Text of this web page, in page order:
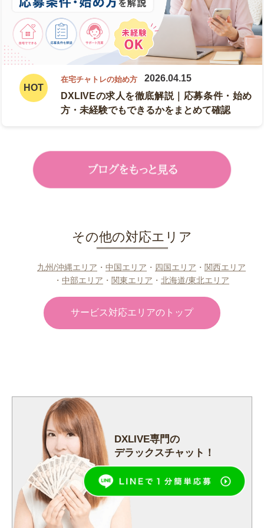
在宅チャトレの始め方
2026.04.15
DXLIVEの求人を徹底解説｜応募条件・始め
方・未経験でもできるかをまとめて確認
その他の対応エリア
九州/沖縄エリア ・ 中国エリア ・ 四国エリア ・ 関西エリア
・ 中部エリア ・ 関東エリア ・ 北海道/東北エリア
サービス対応エリアのトップ
DXLIVE専門の
デラックスチャット！